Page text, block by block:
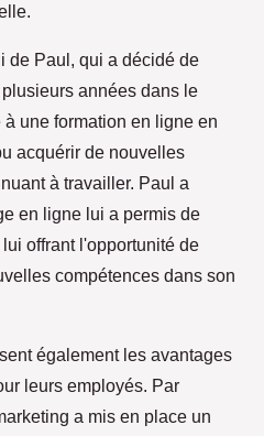
de Paul, qui a décidé de
années dans le
une formation en ligne en
acquérir de nouvelles
à travailler. Paul a
en ligne lui a permis de
offrant l'opportunité de
compétences dans son
également les avantages
leurs employés. Par
a mis en place un